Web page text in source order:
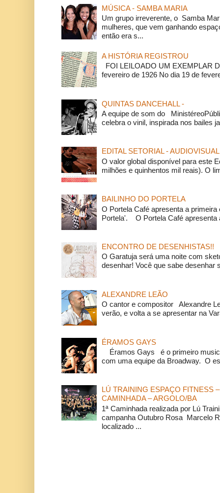
MÚSICA - SAMBA MARIA
Um grupo irreverente, o Samba
mulheres, que vem ganhando
então era s...
A HISTÓRIA REGISTROU
FOI LEILOADO UM EXEMPLAR
fevereiro de 1926 No dia 19 de
QUINTAS DANCEHALL -
A equipe de som do
celebra o vinil, inspirada nos bailes
EDITAL SETORIAL - AUDIOVISUAL
O valor global disponível para este
milhões e quinhentos mil reais). O
BAILINHO DO PORTELA
O Portela Café apresenta a
Portela'. O Portela Café apresenta
ENCONTRO DE DESENHISTAS!!
O Garatuja será uma noite com
desenhar! Você que sabe desenhar
ALEXANDRE LEÃO
O cantor e compositor Alexandre
verão, e volta a se apresentar na
ÉRAMOS GAYS
Éramos Gays é o primeiro
com uma equipe da Broadway. O
LÚ TRAINING ESPAÇO FITNESS
CAMINHADA – ARGOLO/BA
1ª Caminhada realizada por Lú
campanha Outubro Rosa Marcelo
localizado ...